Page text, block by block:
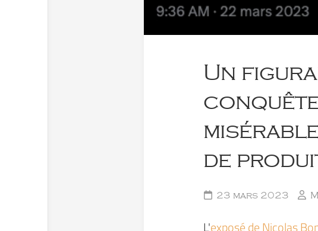
Un
de
23 mars 2023
L'exposé de Nicolas